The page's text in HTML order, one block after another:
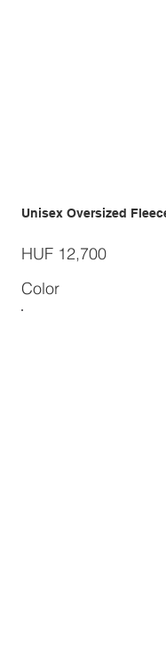
Unisex Oversized
Price
HUF 12,700
Color